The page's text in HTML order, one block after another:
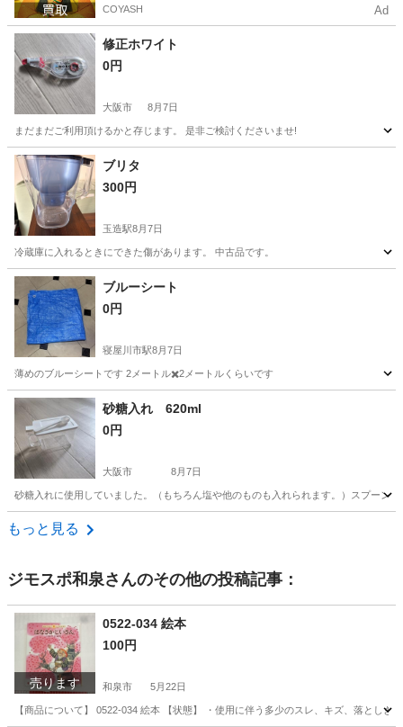
COYASH Ad
修正ホワイト
0円
大阪市 8月7日
まだまだご利用頂けるかと存じます。 是非ご検討くださいませ!
大阪 大阪市 生活雑貨
ブリタ
300円
玉造駅8月7日
冷蔵庫に入れるときにできた傷があります。 中古品です。
大阪 大阪市 玉造駅 食器
ブルーシート
0円
寝屋川市駅8月7日
薄めのブルーシートです 2メートル✖️2メートルくらいです
大阪 寝屋川市 寝屋川市駅
ブルーシート
砂糖入れ 620ml
0円
大阪市 8月7日
砂糖入れに使用していました。（もちろん塩や他のものも入れられます。）スプーン
大阪 大阪市
もっと見る
ジモスポ和泉さんのその他の投稿記事：
売ります
0522-034 絵本
100円
和泉市 5月22日
【商品について】 0522-034 絵本 【状態】 ・使用に伴う多少のスレ、キズ、落とし